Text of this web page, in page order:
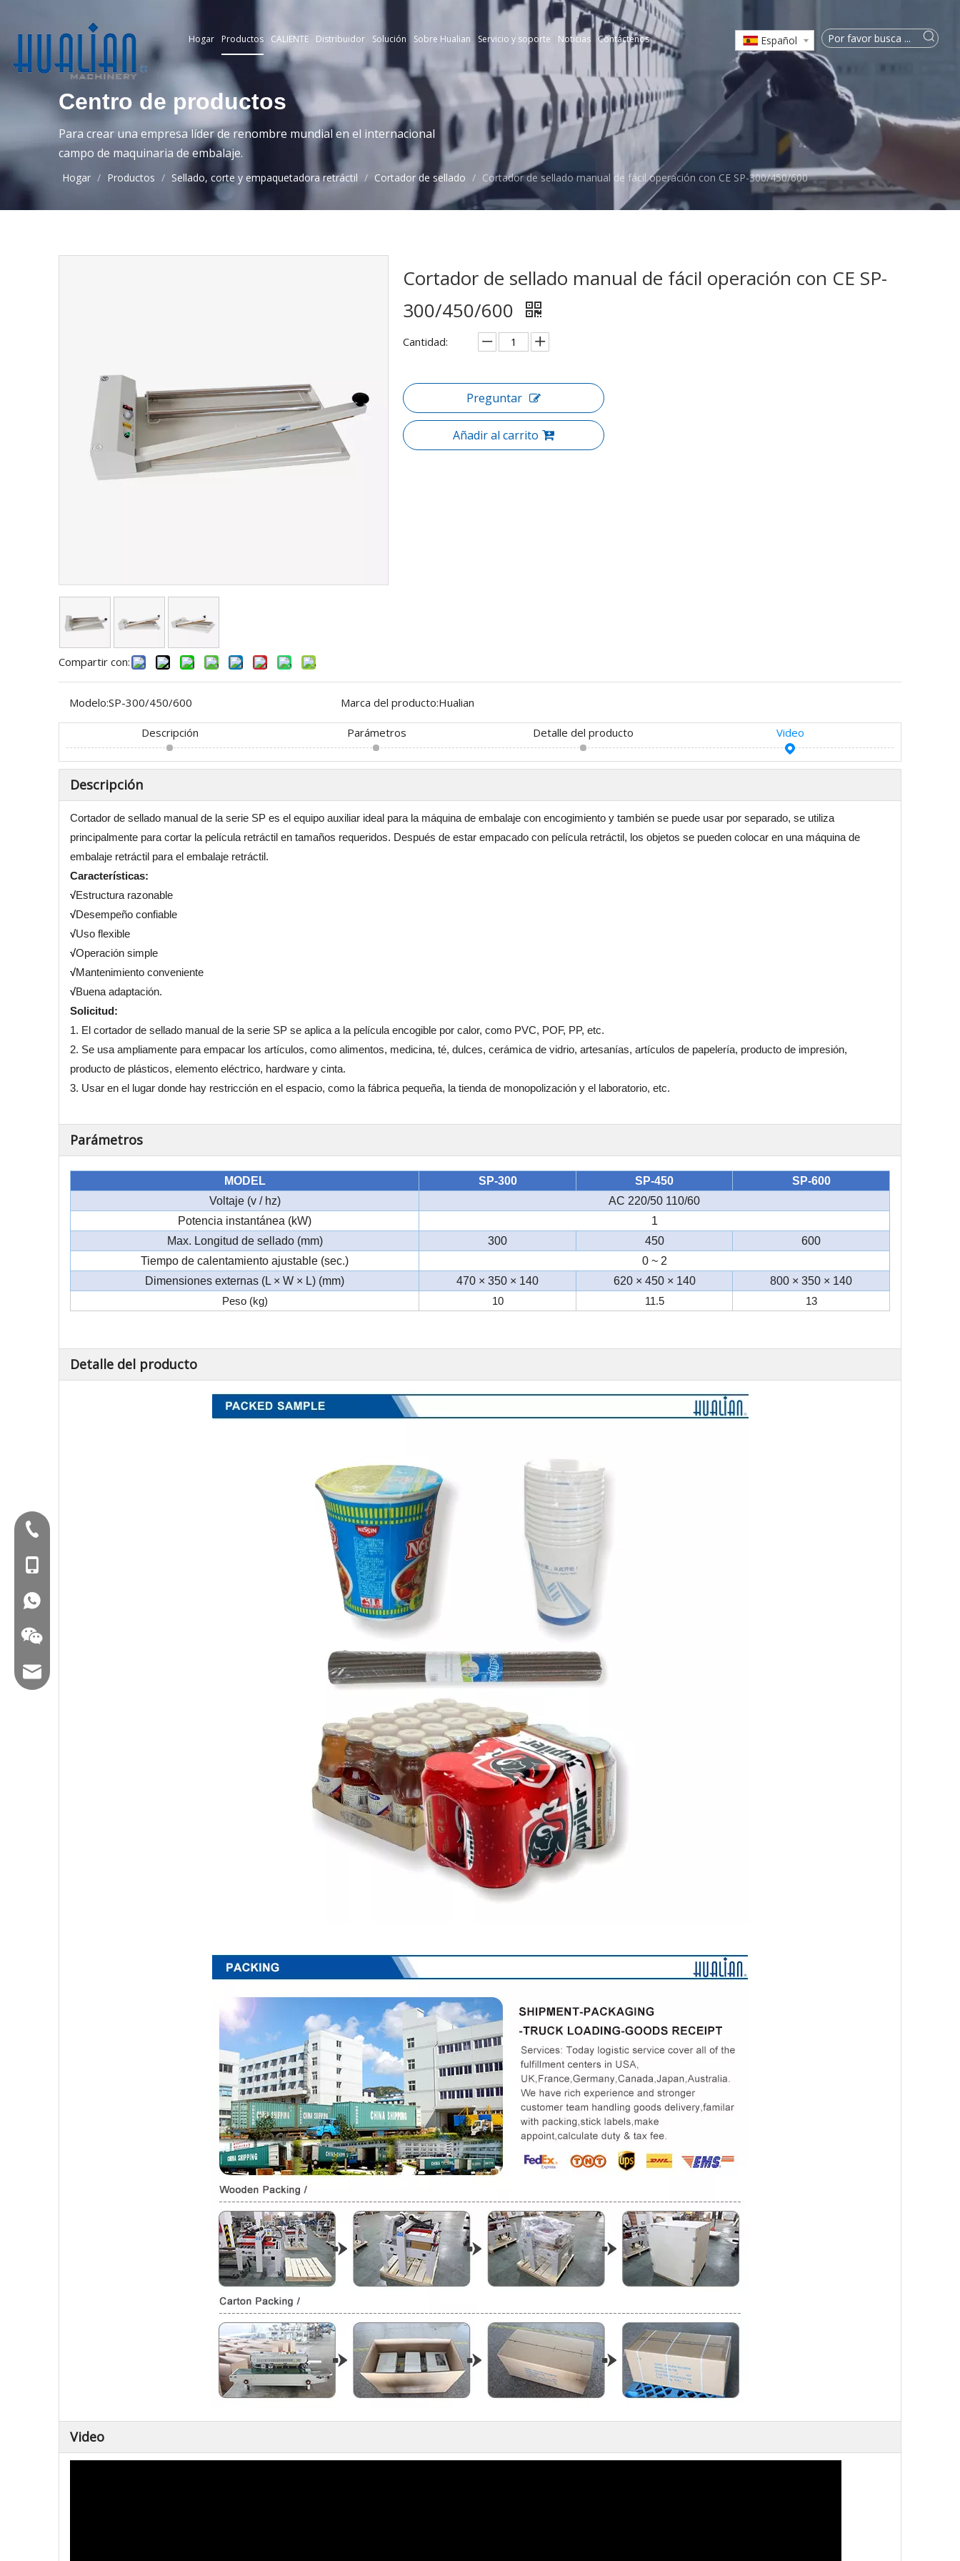
Hogar Productos CALIENTE Distribuidor Solución Sobre Hualian Servicio y soporte Noticias Contáctenos Español
Centro de productos
Para crear una empresa líder de renombre mundial en el internacional
campo de maquinaria de embalaje.
Hogar / Productos / Sellado, corte y empaquetadora retráctil / Cortador de sellado / Cortador de sellado manual de fácil operación con CE SP-300/450/600
Compartir con:
Cortador de sellado manual de fácil operación con CE SP-
300/450/600
Cantidad:
Preguntar
Añadir al carrito
Modelo:SP-300/450/600 Marca del producto:Hualian
Descripción Parámetros Detalle del producto Video
Descripción
Cortador de sellado manual de la serie SP es el equipo auxiliar ideal para la máquina de embalaje con encogimiento y también se puede usar por separado, se utiliza
principalmente para cortar la película retráctil en tamaños requeridos. Después de estar empacado con película retráctil, los objetos se pueden colocar en una máquina de
embalaje retráctil para el embalaje retráctil.
Características:
√Estructura razonable
√Desempeño confiable
√Uso flexible
√Operación simple
√Mantenimiento conveniente
√Buena adaptación.
Solicitud:
1. El cortador de sellado manual de la serie SP se aplica a la película encogible por calor, como PVC, POF, PP, etc.
2. Se usa ampliamente para empacar los artículos, como alimentos, medicina, té, dulces, cerámica de vidrio, artesanías, artículos de papelería, producto de impresión,
producto de plásticos, elemento eléctrico, hardware y cinta.
3. Usar en el lugar donde hay restricción en el espacio, como la fábrica pequeña, la tienda de monopolización y el laboratorio, etc.
Parámetros
MODEL SP-300 SP-450
SP-600
Voltaje (v / hz)
AC 220/50 110/60
Potencia instantánea (kW)
1
Max. Longitud de sellado (mm)
300 450
600
Tiempo de calentamiento ajustable (sec.)
0 ~ 2
Dimensiones externas (L × W × L) (mm)
470 × 350 × 140 620 × 450 × 140
800 × 350 × 140
Peso (kg)
10 11.5 13
Detalle del producto
Video